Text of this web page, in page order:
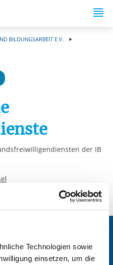
Technologien sowie
einsetzen, um die
BILDUNGSARBEIT E.V.
der IB